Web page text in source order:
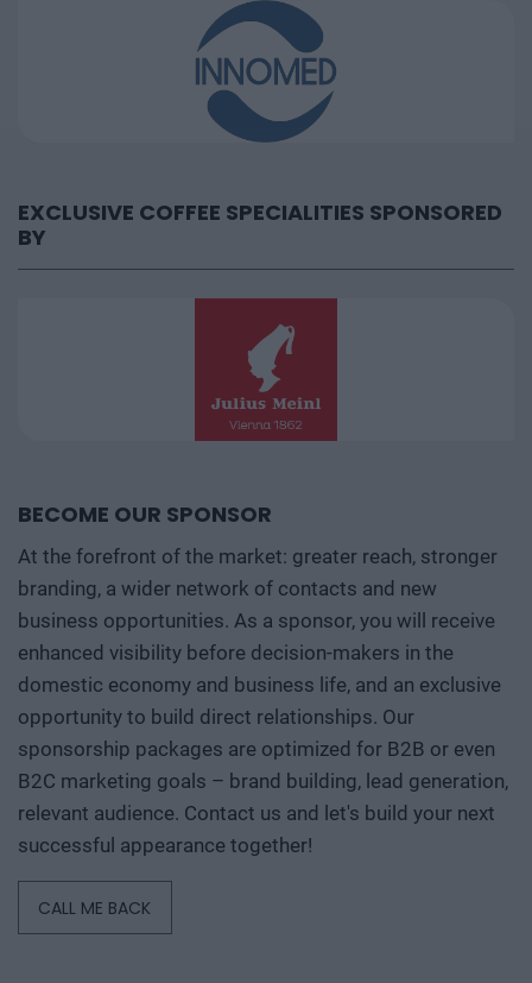
EXCLUSIVE COFFEE SPECIALITIES SPONSORED
BY
BECOME OUR SPONSOR
At the forefront of the market: greater reach, stronger
branding, a wider network of contacts and new
business opportunities. As a sponsor, you will receive
enhanced visibility before decision-makers in the
domestic economy and business life, and an exclusive
opportunity to build direct relationships. Our
sponsorship packages are optimized for B2B or even
B2C marketing goals – brand building, lead generation,
relevant audience. Contact us and let's build your next
successful appearance together!
CALL ME BACK